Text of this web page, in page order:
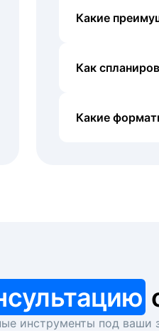
Какие
Как
Какие
инструменты под ваши